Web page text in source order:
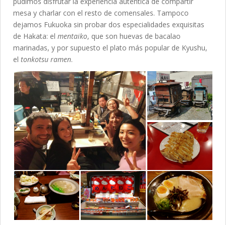
mesa y charlar con el resto de comensales. Tampoco
dejamos Fukuoka sin probar dos especialidades exquisitas
de Hakata: el mentaiko, que son huevas de bacalao
marinadas, y por supuesto el plato más popular de Kyushu,
el tonkotsu ramen.